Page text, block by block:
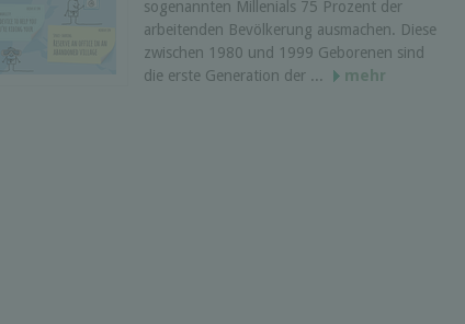
sogenannten Millenials 75 Prozent der
arbeitenden Bevölkerung ausmachen. Diese
zwischen 1980 und 1999 Geborenen sind
die erste Generation der ...
mehr